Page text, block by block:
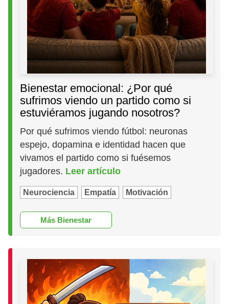
Bienestar emocional: ¿Por qué
sufrimos viendo un partido como si
estuviéramos jugando nosotros?
Por qué sufrimos viendo fútbol: neuronas
espejo, dopamina e identidad hacen que
vivamos el partido como si fuésemos
jugadores. Leer artículo
Neurociencia Empatía Motivación
Más Bienestar